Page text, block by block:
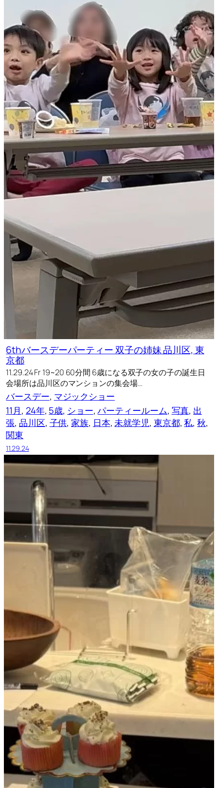
6thバースデーパーティー 双子の姉妹 品川区, 東
京都
11.29.24 Fr 19~20 60分間 6歳になる双子の女の子の誕生日
会場所は品川区のマンションの集会場…
バースデー, マジックショー
11月, 24年, 5歳, ショー, パーティールーム, 写真, 出
張, 品川区, 子供, 家族, 日本, 未就学児, 東京都, 私, 秋
関東
11.29.24